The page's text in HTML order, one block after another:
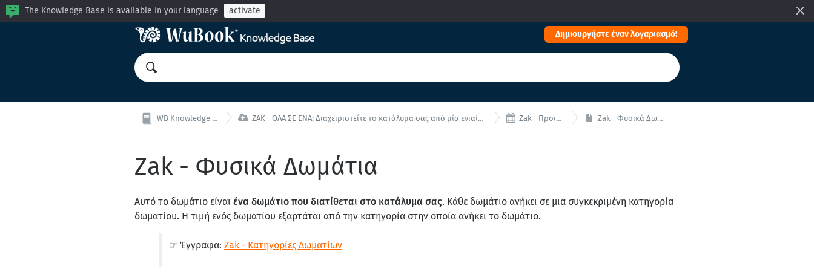
The Knowledge Base is available in your language activate
Δημιουργήστε έναν λογαριασμό!
WB Knowledge Base  ZAK - ΟΛΑ ΣΕ ΕΝΑ: Διαχειριστείτε το κατάλυμα σας από μία ενιαία διεπαφή!  Zak - Προϊόντα Zak - Φυσικά Δωμάτια
Zak - Φυσικά Δωμάτια
Αυτό το δωμάτιο είναι ένα δωμάτιο που διατίθεται στο κατάλυμα σας. Κάθε δωμάτιο ανήκει σε μια συγκεκριμένη κατηγορία
δωματίου. Η τιμή ενός δωματίου εξαρτάται από την κατηγορία στην οποία ανήκει το δωμάτιο.
☞ Έγγραφα: Zak - Κατηγορίες Δωματίων